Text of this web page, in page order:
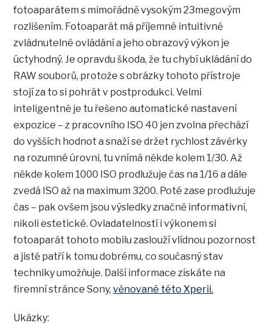
fotoaparátem s mimořádně vysokým 23megovým
rozlišením. Fotoaparát má příjemné intuitivně
zvládnutelné ovládání a jeho obrazový výkon je
úctyhodný. Je opravdu škoda, že tu chybí ukládání do
RAW souborů, protože s obrázky tohoto přístroje
stojí za to si pohrát v postprodukci. Velmi
inteligentně je tu řešeno automatické nastavení
expozice – z pracovního ISO 40 jen zvolna přechází
do vyšších hodnot a snaží se držet rychlost závěrky
na rozumné úrovni, tu vnímá někde kolem 1/30. Až
někde kolem 1000 ISO prodlužuje čas na 1/16 a dále
zvedá ISO až na maximum 3200. Poté zase prodlužuje
čas – pak ovšem jsou výsledky značně informativní,
nikoli estetické. Ovladatelností i výkonem si
fotoaparát tohoto mobilu zaslouží vlídnou pozornost
a jistě patří k tomu dobrému, co současný stav
techniky umožňuje. Další informace získáte na
firemní stránce Sony,věnované této Xperii.
Ukázky: